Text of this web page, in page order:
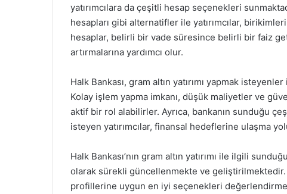
yatırımcılara da çeşitli hesap seçenekleri
hesapları gibi alternatifler ile yatırımcılar,
hesaplar, belirli bir vade süresince belirli bir faiz
artırmalarına yardımcı olur.
Halk Bankası, gram altın yatırımı yapmak
Kolay işlem yapma imkanı, düşük maliyetler ve
aktif bir rol alabilirler. Ayrıca, bankanın sunduğu
isteyen yatırımcılar, finansal hedeflerine ulaşma
Halk Bankası’nın gram altın yatırımı ile ilgili
olarak sürekli güncellenmekte ve geliştirilmektedir.
profillerine uygun en iyi seçenekleri